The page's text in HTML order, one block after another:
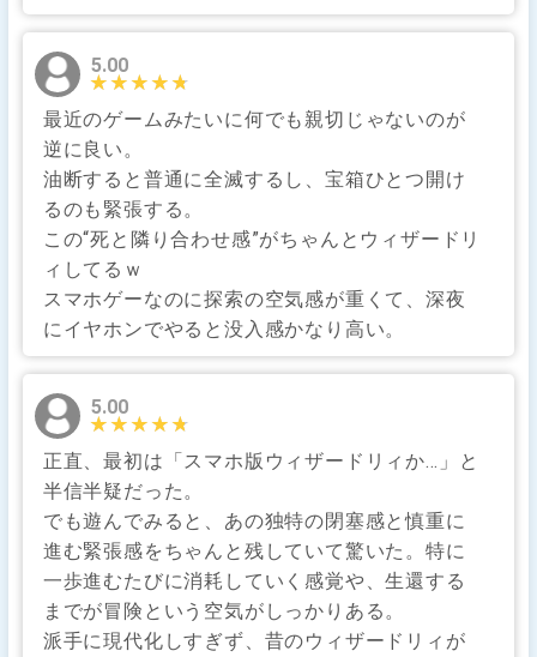
5.00
★★★★★
★★★★★
最近のゲームみたいに何でも親切じゃないのが
逆に良い。
油断すると普通に全滅するし、宝箱ひとつ開け
るのも緊張する。
この“死と隣り合わせ感”がちゃんとウィザードリ
ィしてるｗ
スマホゲーなのに探索の空気感が重くて、深夜
にイヤホンでやると没入感かなり高い。
5.00
★★★★★
★★★★★
正直、最初は「スマホ版ウィザードリィか…」と
半信半疑だった。
でも遊んでみると、あの独特の閉塞感と慎重に
進む緊張感をちゃんと残していて驚いた。特に
一歩進むたびに消耗していく感覚や、生還する
までが冒険という空気がしっかりある。
派手に現代化しすぎず、昔のウィザードリィが